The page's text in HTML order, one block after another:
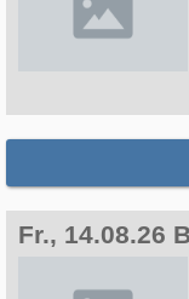
Fr., 14.08.26